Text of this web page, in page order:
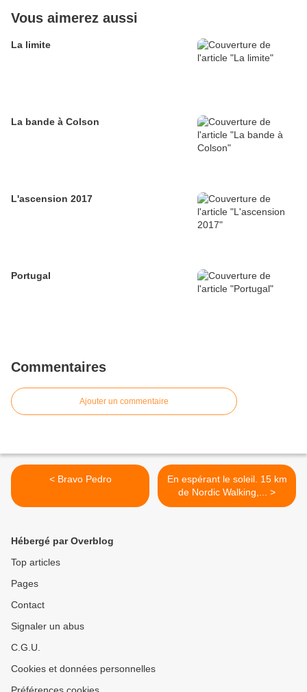
Vous aimerez aussi
La limite
La bande à Colson
L'ascension 2017
Portugal
Commentaires
Ajouter un commentaire
< Bravo Pedro
En espérant le soleil. 15 km
de Nordic Walking,... >
Hébergé par Overblog
Top articles
Pages
Contact
Signaler un abus
C.G.U.
Cookies et données personnelles